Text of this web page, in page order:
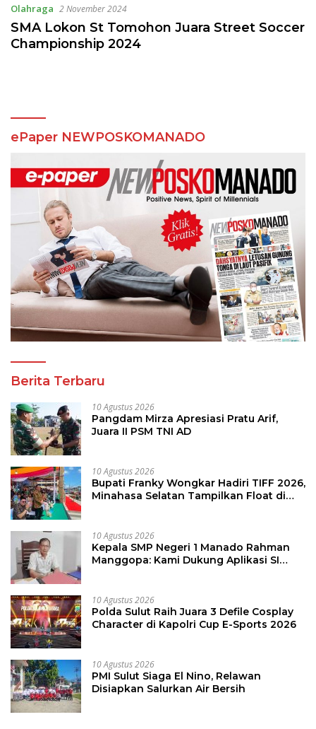
Olahraga 2 November 2024
SMA Lokon St Tomohon Juara Street Soccer
Championship 2024
ePaper NEWPOSKOMANADO
Berita Terbaru
10 Agustus 2026
Pangdam Mirza Apresiasi Pratu Arif,
Juara II PSM TNI AD
10 Agustus 2026
Bupati Franky Wongkar Hadiri TIFF 2026,
Minahasa Selatan Tampilkan Float di
10 Agustus 2026
Kepala SMP Negeri 1 Manado Rahman
Manggopa: Kami Dukung Aplikasi SI
10 Agustus 2026
Polda Sulut Raih Juara 3 Defile Cosplay
Character di Kapolri Cup E-Sports 2026
10 Agustus 2026
PMI Sulut Siaga El Nino, Relawan
Disiapkan Salurkan Air Bersih